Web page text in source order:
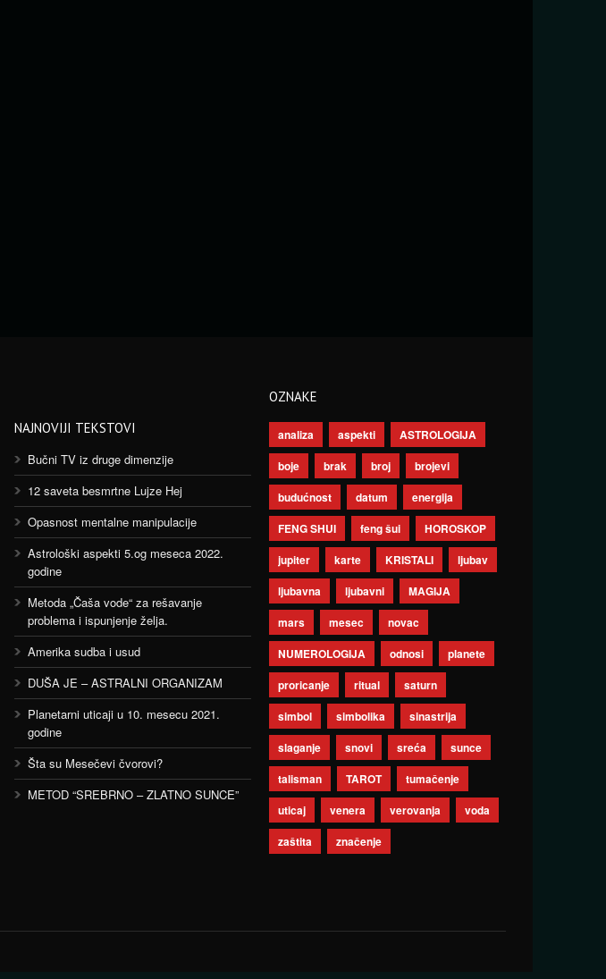
NAJNOVIJI TEKSTOVI
Bučni TV iz druge dimenzije
12 saveta besmrtne Lujze Hej
Opasnost mentalne manipulacije
Astrološki aspekti 5.og meseca 2022.
godine
Metoda „Čaša vode“ za rešavanje
problema i ispunjenje želja.
Amerika sudba i usud
DUŠA JE – ASTRALNI ORGANIZAM
Planetarni uticaji u 10. mesecu 2021.
godine
Šta su Mesečevi čvorovi?
METOD “SREBRNO – ZLATNO SUNCE”
OZNAKE
analiza aspekti
ASTROLOGIJA
boje
brak broj
brojevi
budućnost
datum
energija
FENG SHUI
feng šui
HOROSKOP
jupiter
karte KRISTALI
ljubav
ljubavna
ljubavni
MAGIJA
mars
mesec
novac
NUMEROLOGIJA
odnosi
planete
proricanje
ritual
saturn
simbol
simbolika
sinastrija
slaganje
snovi sreća
sunce
talisman
TAROT
tumačenje
uticaj
venera verovanja
voda
zaštita
značenje